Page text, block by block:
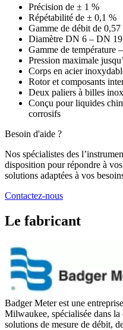
Précision de ± 1 %
Répétabilité de ± 0,1 %
Gamme de débit de
Diamètre DN 6 – DN
Gamme de température
Pression maximale
Corps en acier
Rotor et composants
Deux paliers à billes
Conçu pour liquides
corrosifs
Besoin d'aide ?
Nos spécialistes des
disposition pour répondre à
solutions adaptées à vos
Contactez-nous
Le fabricant
Badger Meter est une
Milwaukee, spécialisée dans
solutions de mesure de débit,